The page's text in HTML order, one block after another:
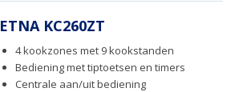
ETNA KC260ZT
4 kookzones met 9 kookstanden
Bediening met tiptoetsen en timers
Centrale aan/uit bediening